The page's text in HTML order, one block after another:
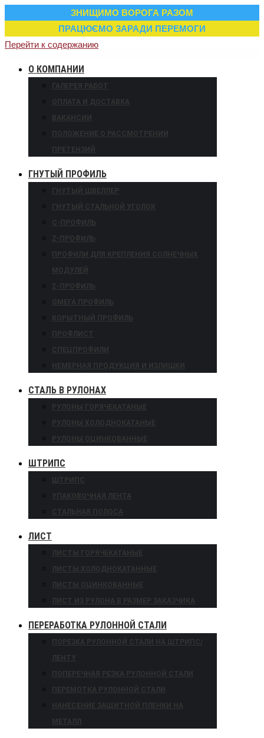
ЗНИЩИМО ВОРОГА РАЗОМ
ПРАЦЮЄМО ЗАРАДИ ПЕРЕМОГИ
Перейти к содержанию
О КОМПАНИИ
ГАЛЕРЕЯ РАБОТ
ОПЛАТА И ДОСТАВКА
ВАКАНСИИ
ПОЛОЖЕНИЕ О РАССМОТРЕНИИ
ПРЕТЕНЗИЙ
ГНУТЫЙ ПРОФИЛЬ
ГНУТЫЙ ШВЕЛЛЕР
ГНУТЫЙ СТАЛЬНОЙ УГОЛОК
С-ПРОФИЛЬ
Z-ПРОФИЛЬ
ПРОФИЛИ ДЛЯ КРЕПЛЕНИЯ СОЛНЕЧНЫХ
МОДУЛЕЙ
Σ-ПРОФИЛЬ
ОМЕГА ПРОФИЛЬ
КОРЫТНЫЙ ПРОФИЛЬ
ПРОФЛИСТ
СПЕЦПРОФИЛИ
НЕМЕРНАЯ ПРОДУКЦИЯ И ИЗЛИШКИ
СТАЛЬ В РУЛОНАХ
РУЛОНЫ ГОРЯЧЕКАТАНЫЕ
РУЛОНЫ ХОЛОДНОКАТАНЫЕ
РУЛОНЫ ОЦИНКОВАННЫЕ
ШТРИПС
ШТРИПС
УПАКОВОЧНАЯ ЛЕНТА
СТАЛЬНАЯ ПОЛОСА
ЛИСТ
ЛИСТЫ ГОРЯЧЕКАТАНЫЕ
ЛИСТЫ ХОЛОДНОКАТАННЫЕ
ЛИСТЫ ОЦИНКОВАННЫЕ
ЛИСТ ИЗ РУЛОНА В РАЗМЕР ЗАКАЗЧИКА
ПЕРЕРАБОТКА РУЛОННОЙ СТАЛИ
ПОРЕЗКА РУЛОННОЙ СТАЛИ НА ШТРИПС/
ЛЕНТУ
ПОПЕРЕЧНАЯ РЕЗКА РУЛОННОЙ СТАЛИ
ПЕРЕМОТКА РУЛОННОЙ СТАЛИ
НАНЕСЕНИЕ ЗАЩИТНОЙ ПЛЕНКИ НА
МЕТАЛЛ